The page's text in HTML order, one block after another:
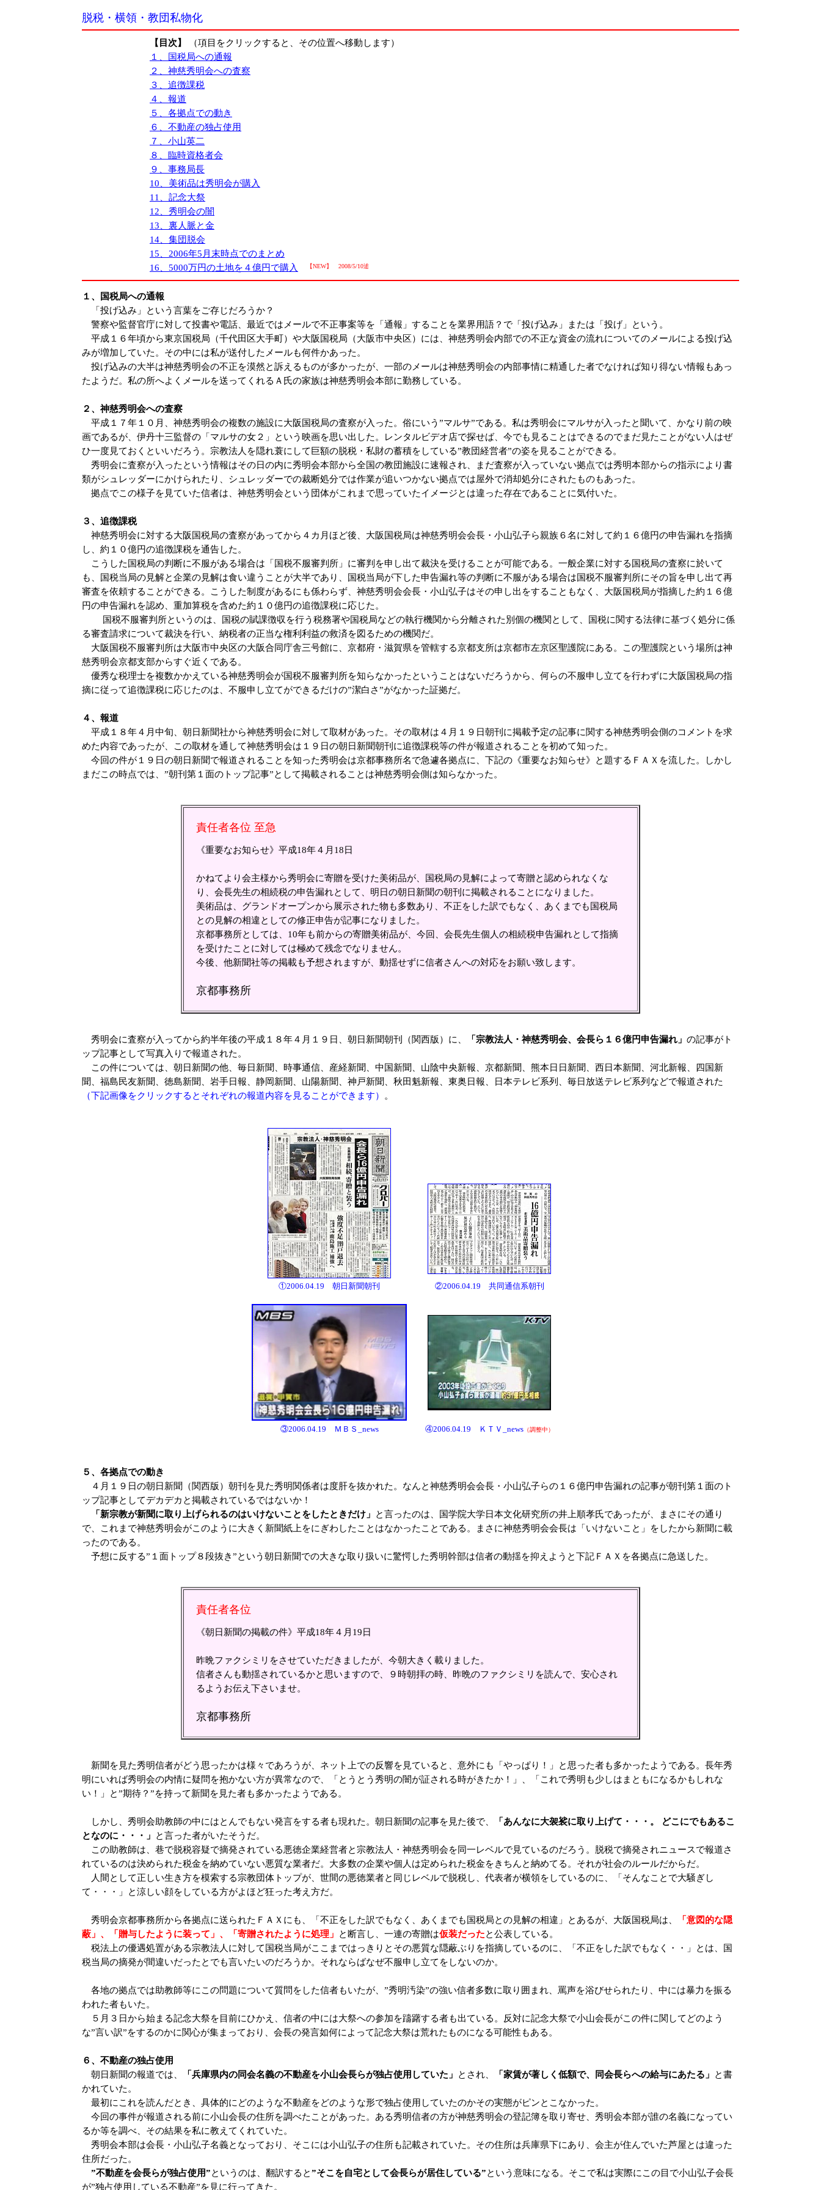
脱税・横領・教団私物化
【目次】
（項目をクリックすると、その位置へ移動します）
１、国税局への通報
２、神慈秀明会への査察
３、追徴課税
４、報道
５、各拠点での動き
６、不動産の独占使用
７、小山英二
８、臨時資格者会
９、事務局長
10、美術品は秀明会が購入
11、記念大祭
12、秀明会の闇
13、裏人脈と金
14、集団脱会
15、2006年5月末時点でのまとめ
16、5000万円の土地を４億円で購入
【NEW】 2008/5/10追加
１、国税局への通報
「投げ込み」という言葉をご存じだろうか？
警察や監督官庁に対して投書や電話、最近ではメールで不正事案等を「通報」することを業界用語？で「投げ込み」または「投げ」という。
平成１６年頃から東京国税局（千代田区大手町）や大阪国税局（大阪市中央区）には、神慈秀明会内部での不正な資金の流れについてのメールによる投げ込
みが増加していた。その中には私が送付したメールも何件かあった。
投げ込みの大半は神慈秀明会の不正を漠然と訴えるものが多かったが、一部のメールは神慈秀明会の内部事情に精通した者でなければ知り得ない情報もあっ
たようだ。私の所へよくメールを送ってくれるＡ氏の家族は神慈秀明会本部に勤務している。
２、神慈秀明会への査察
平成１７年１０月、神慈秀明会の複数の施設に大阪国税局の査察が入った。俗にいう”マルサ”である。私は秀明会にマルサが入ったと聞いて、かなり前の映
画であるが、伊丹十三監督の「マルサの女２」という映画を思い出した。レンタルビデオ店で探せば、今でも見ることはできるのでまだ見たことがない人はぜ
ひ一度見ておくといいだろう。宗教法人を隠れ蓑にして巨額の脱税・私財の蓄積をしている”教団経営者”の姿を見ることができる。
秀明会に査察が入ったという情報はその日の内に秀明会本部から全国の教団施設に速報され、まだ査察が入っていない拠点では秀明本部からの指示により書
類がシュレッダーにかけられたり、シュレッダーでの裁断処分では作業が追いつかない拠点では屋外で消却処分にされたものもあった。
拠点でこの様子を見ていた信者は、神慈秀明会という団体がこれまで思っていたイメージとは違った存在であることに気付いた。
３、追徴課税
神慈秀明会に対する大阪国税局の査察があってから４カ月ほど後、大阪国税局は神慈秀明会会長・小山弘子ら親族６名に対して約１６億円の申告漏れを指摘
し、約１０億円の追徴課税を通告した。
こうした国税局の判断に不服がある場合は「国税不服審判所」に審判を申し出て裁決を受けることが可能である。一般企業に対する国税局の査察に於いて
も、国税当局の見解と企業の見解は食い違うことが大半であり、国税当局が下した申告漏れ等の判断に不服がある場合は国税不服審判所にその旨を申し出て再
審査を依頼することができる。こうした制度があるにも係わらず、神慈秀明会会長・小山弘子はその申し出をすることもなく、大阪国税局が指摘した約１６億
円の申告漏れを認め、重加算税を含めた約１０億円の追徴課税に応じた。
国税不服審判所というのは、国税の賦課徴収を行う税務署や国税局などの執行機関から分離された別個の機関として、国税に関する法律に基づく処分に係
る審査請求について裁決を行い、納税者の正当な権利利益の救済を図るための機関だ。
大阪国税不服審判所は大阪市中央区の大阪合同庁舎三号館に、京都府・滋賀県を管轄する京都支所は京都市左京区聖護院にある。この聖護院という場所は神
慈秀明会京都支部からすぐ近くである。
優秀な税理士を複数かかえている神慈秀明会が国税不服審判所を知らなかったということはないだろうから、何らの不服申し立てを行わずに大阪国税局の指
摘に従って追徴課税に応じたのは、不服申し立てができるだけの”潔白さ”がなかった証拠だ。
４、報道
平成１８年４月中旬、朝日新聞社から神慈秀明会に対して取材があった。その取材は４月１９日朝刊に掲載予定の記事に関する神慈秀明会側のコメントを求
めた内容であったが、この取材を通して神慈秀明会は１９日の朝日新聞朝刊に追徴課税等の件が報道されることを初めて知った。
今回の件が１９日の朝日新聞で報道されることを知った秀明会は京都事務所名で急遽各拠点に、下記の《重要なお知らせ》と題するＦＡＸを流した。しかし
まだこの時点では、”朝刊第１面のトップ記事”として掲載されることは神慈秀明会側は知らなかった。
責任者各位 至急
《重要なお知らせ》平成18年４月18日
かねてより会主様から秀明会に寄贈を受けた美術品が、国税局の見解によって寄贈と認められなくな
り、会長先生の相続税の申告漏れとして、明日の朝日新聞の朝刊に掲載されることになりました。
美術品は、グランドオープンから展示された物も多数あり、不正をした訳でもなく、あくまでも国税局
との見解の相違としての修正申告が記事になりました。
京都事務所としては、10年も前からの寄贈美術品が、今回、会長先生個人の相続税申告漏れとして指摘
を受けたことに対しては極めて残念でなりません。
今後、他新聞社等の掲載も予想されますが、動揺せずに信者さんへの対応をお願い致します。
京都事務所
秀明会に査察が入ってから約半年後の平成１８年４月１９日、朝日新聞朝刊（関西版）に、 「宗教法人・神慈秀明会、会長ら１６億円申告漏れ」の記事がト
ップ記事として写真入りで報道された。
この件については、朝日新聞の他、毎日新聞、時事通信、産経新聞、中国新聞、山陰中央新報、京都新聞、熊本日日新聞、西日本新聞、河北新報、四国新
聞、福島民友新聞、徳島新聞、岩手日報、静岡新聞、山陽新聞、神戸新聞、秋田魁新報、東奥日報、日本テレビ系列、毎日放送テレビ系列などで報道された
（下記画像をクリックするとそれぞれの報道内容を見ることができます） 。
①2006.04.19 朝日新聞朝刊 ②2006.04.19 共同通信系朝刊
③2006.04.19 ＭＢＳ_news ④2006.04.19 ＫＴＶ_news（調整中）
５、各拠点での動き
４月１９日の朝日新聞（関西版）朝刊を見た秀明関係者は度肝を抜かれた。なんと神慈秀明会会長・小山弘子らの１６億円申告漏れの記事が朝刊第１面のト
ップ記事としてデカデカと掲載されているではないか！
「新宗教が新聞に取り上げられるのはいけないことをしたときだけ」
と言ったのは、国学院大学日本文化研究所の井上順孝氏であったが、まさにその通り
で、これまで神慈秀明会がこのように大きく新聞紙上をにぎわしたことはなかったことである。まさに神慈秀明会会長は「いけないこと」をしたから新聞に載
ったのである。
予想に反する”１面トップ８段抜き”という朝日新聞での大きな取り扱いに驚愕した秀明幹部は信者の動揺を抑えようと下記ＦＡＸを各拠点に急送した。
責任者各位
《朝日新聞の掲載の件》平成18年４月19日
昨晩ファクシミリをさせていただきましたが、今朝大きく載りました。
信者さんも動揺されているかと思いますので、９時朝拝の時、昨晩のファクシミリを読んで、安心され
るようお伝え下さいませ。
京都事務所
新聞を見た秀明信者がどう思ったかは様々であろうが、ネット上での反響を見ていると、意外にも「やっぱり！」と思った者も多かったようである。長年秀
明にいれば秀明会の内情に疑問を抱かない方が異常なので、「とうとう秀明の闇が証される時がきたか！」、「これで秀明も少しはまともになるかもしれな
い！」と”期待？”を持って新聞を見た者も多かったようである。
しかし、秀明会助教師の中にはとんでもない発言をする者も現れた。朝日新聞の記事を見た後で、
「あんなに大袈裟に取り上げて・・・。 どこにでもあるこ
となのに・・・」
と言った者がいたそうだ。
この助教師は、巷で脱税容疑で摘発されている悪徳企業経営者と宗教法人・神慈秀明会を同一レベルで見ているのだろう。脱税で摘発されニュースで報道さ
れているのは決められた税金を納めていない悪質な業者だ。大多数の企業や個人は定められた税金をきちんと納めてる。それが社会のルールだからだ。
人間として正しい生き方を模索する宗教団体トップが、世間の悪徳業者と同じレベルで脱税し、代表者が横領をしているのに、「そんなことで大騒ぎし
て・・・」と涼しい顔をしている方がよほど狂った考え方だ。
秀明会京都事務所から各拠点に送られたＦＡＸにも、「不正をした訳でもなく、あくまでも国税局との見解の相違」とあるが、大阪国税局は、
「意図的な隠
蔽」、「贈与したように装って」、「寄贈されたように処理」
と断言し、一連の寄贈は仮装だったと公表している。
税法上の優遇処置がある宗教法人に対して国税当局がここまではっきりとその悪質な隠蔽ぶりを指摘しているのに、「不正をした訳でもなく・・」とは、国
税当局の摘発が間違いだったとでも言いたいのだろうか。それならばなぜ不服申し立てをしないのか。
各地の拠点では助教師等にこの問題について質問をした信者もいたが、”秀明汚染”の強い信者多数に取り囲まれ、罵声を浴びせられたり、中には暴力を振る
われた者もいた。
５月３日から始まる記念大祭を目前にひかえ、信者の中には大祭への参加を躊躇する者も出ている。反対に記念大祭で小山会長がこの件に関してどのよう
な”言い訳”をするのかに関心が集まっており、会長の発言如何によって記念大祭は荒れたものになる可能性もある。
６、不動産の独占使用
朝日新聞の報道では、
「兵庫県内の同会名義の不動産を小山会長らが独占使用していた」 とされ、 「家賃が著しく低額で、同会長らへの給与にあたる」
と書
かれていた。
最初にこれを読んだとき、具体的にどのような不動産をどのような形で独占使用していたのかその実態がピンとこなかった。
今回の事件が報道される前に小山会長の住所を調べたことがあった。ある秀明信者の方が神慈秀明会の登記簿を取り寄せ、秀明会本部が誰の名義になってい
るか等を調べ、その結果を私に教えてくれていた。
秀明会本部は会長・小山弘子名義となっており、そこには小山弘子の住所も記載されていた。その住所は兵庫県下にあり、会主が住んでいた芦屋とは違った
住所だった。
”不動産を会長らが独占使用”というのは、翻訳すると”そこを自宅として会長らが居住している”という意味になる。そこで私は実際にこの目で小山弘子会長
が”独占使用している不動産”を見に行ってきた。